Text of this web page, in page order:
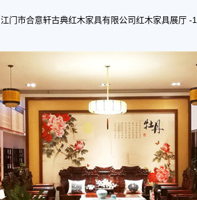
江门市合意轩古典红木家具有限公司红木家具展厅 -1